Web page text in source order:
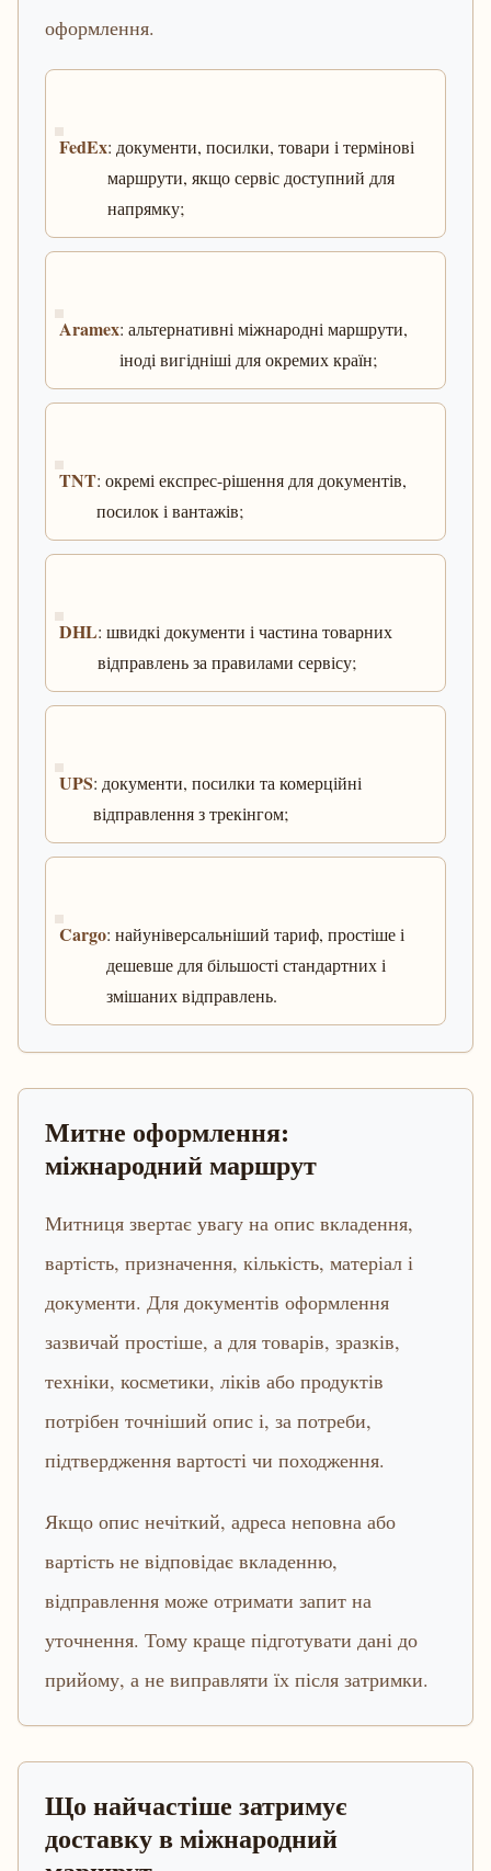
оформлення.
FedEx: документи, посилки, товари і термінові
маршрути, якщо сервіс доступний для
напрямку;
Aramex: альтернативні міжнародні маршрути,
іноді вигідніші для окремих країн;
TNT: окремі експрес-рішення для документів,
посилок і вантажів;
DHL: швидкі документи і частина товарних
відправлень за правилами сервісу;
UPS: документи, посилки та комерційні
відправлення з трекінгом;
Cargo: найуніверсальніший тариф, простіше і
дешевше для більшості стандартних і
змішаних відправлень.
Митне оформлення:
міжнародний маршрут
Митниця звертає увагу на опис вкладення,
вартість, призначення, кількість, матеріал і
документи. Для документів оформлення
зазвичай простіше, а для товарів, зразків,
техніки, косметики, ліків або продуктів
потрібен точніший опис і, за потреби,
підтвердження вартості чи походження.
Якщо опис нечіткий, адреса неповна або
вартість не відповідає вкладенню,
відправлення може отримати запит на
уточнення. Тому краще підготувати дані до
прийому, а не виправляти їх після затримки.
Що найчастіше затримує
доставку в міжнародний